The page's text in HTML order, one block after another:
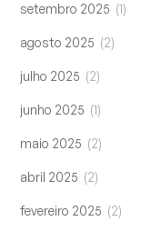
setembro 2025 1
agosto 2025 2
julho 2025 2
junho 2025 1
maio 2025 2
abril 2025 2
fevereiro 2025 2